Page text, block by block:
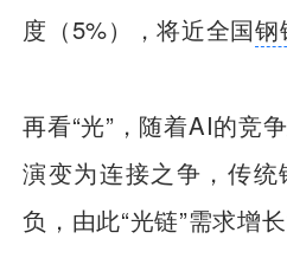
度（5%），将近全国钢
再看“光”，随着AI的竞
演变为连接之争，传
负，由此“光链”需求增长